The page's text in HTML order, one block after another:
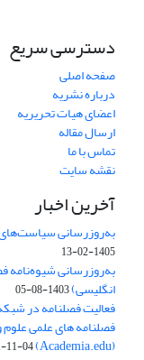
دسترسی سریع
صفحه اصلی
درباره نشریه
اعضای هیات تحریریه
ارسال مقاله
تماس با ما
نقشه سایت
آخرین اخبار
به‌روزرسانی
1405-02-13
به‌روزرسانی
انگلیسی)1403-08-05
فعالیت فصلنامه در
فصلنامه های علمی علوم
(Academia.edu)
11-04